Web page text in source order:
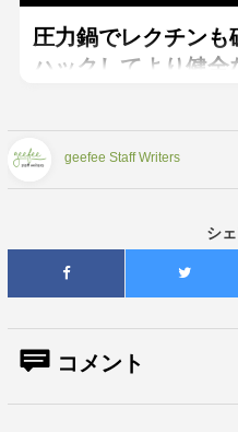
圧力鍋でレクチンも
ハックしてより健
geefee Staff Writers
シ
コメント